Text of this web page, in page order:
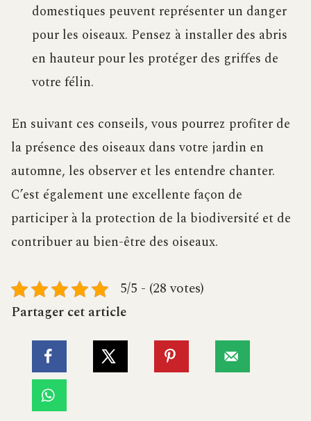
domestiques peuvent représenter un danger
pour les oiseaux. Pensez à installer des abris
en hauteur pour les protéger des griffes de
votre félin.
En suivant ces conseils, vous pourrez profiter de
la présence des oiseaux dans votre jardin en
automne, les observer et les entendre chanter.
C’est également une excellente façon de
participer à la protection de la biodiversité et de
contribuer au bien-être des oiseaux.
5/5 - (28 votes)
Partager cet article